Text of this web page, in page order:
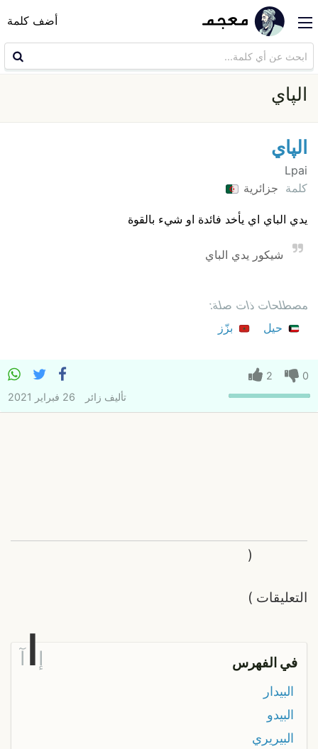
أضف كلمة
الپاي
الپاي
Lpai
كلمة جزائرية
يدي الباي اي يأخد فائدة او شيء بالقوة
شيكور يدي الباي
مصطلحات ذات صلة:
حيل
بزّز
0
2
تأليف زائر 26 فبراير 2021
التعليقات
(
)
في الفهرس إ آ
البيدار
البيدو
البيريري